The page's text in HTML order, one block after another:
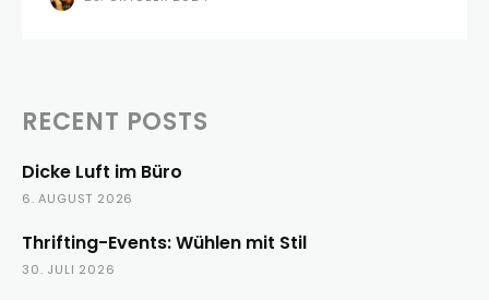
RECENT POSTS
Dicke Luft im Büro
6. AUGUST 2026
Thrifting-Events: Wühlen mit Stil
30. JULI 2026